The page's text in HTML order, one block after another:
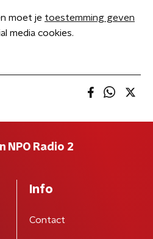
moet je toestemming geven
media cookies.
NPO Radio 2
Info
Contact